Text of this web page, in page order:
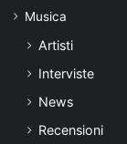
Musica
Artisti
Interviste
News
Recensioni